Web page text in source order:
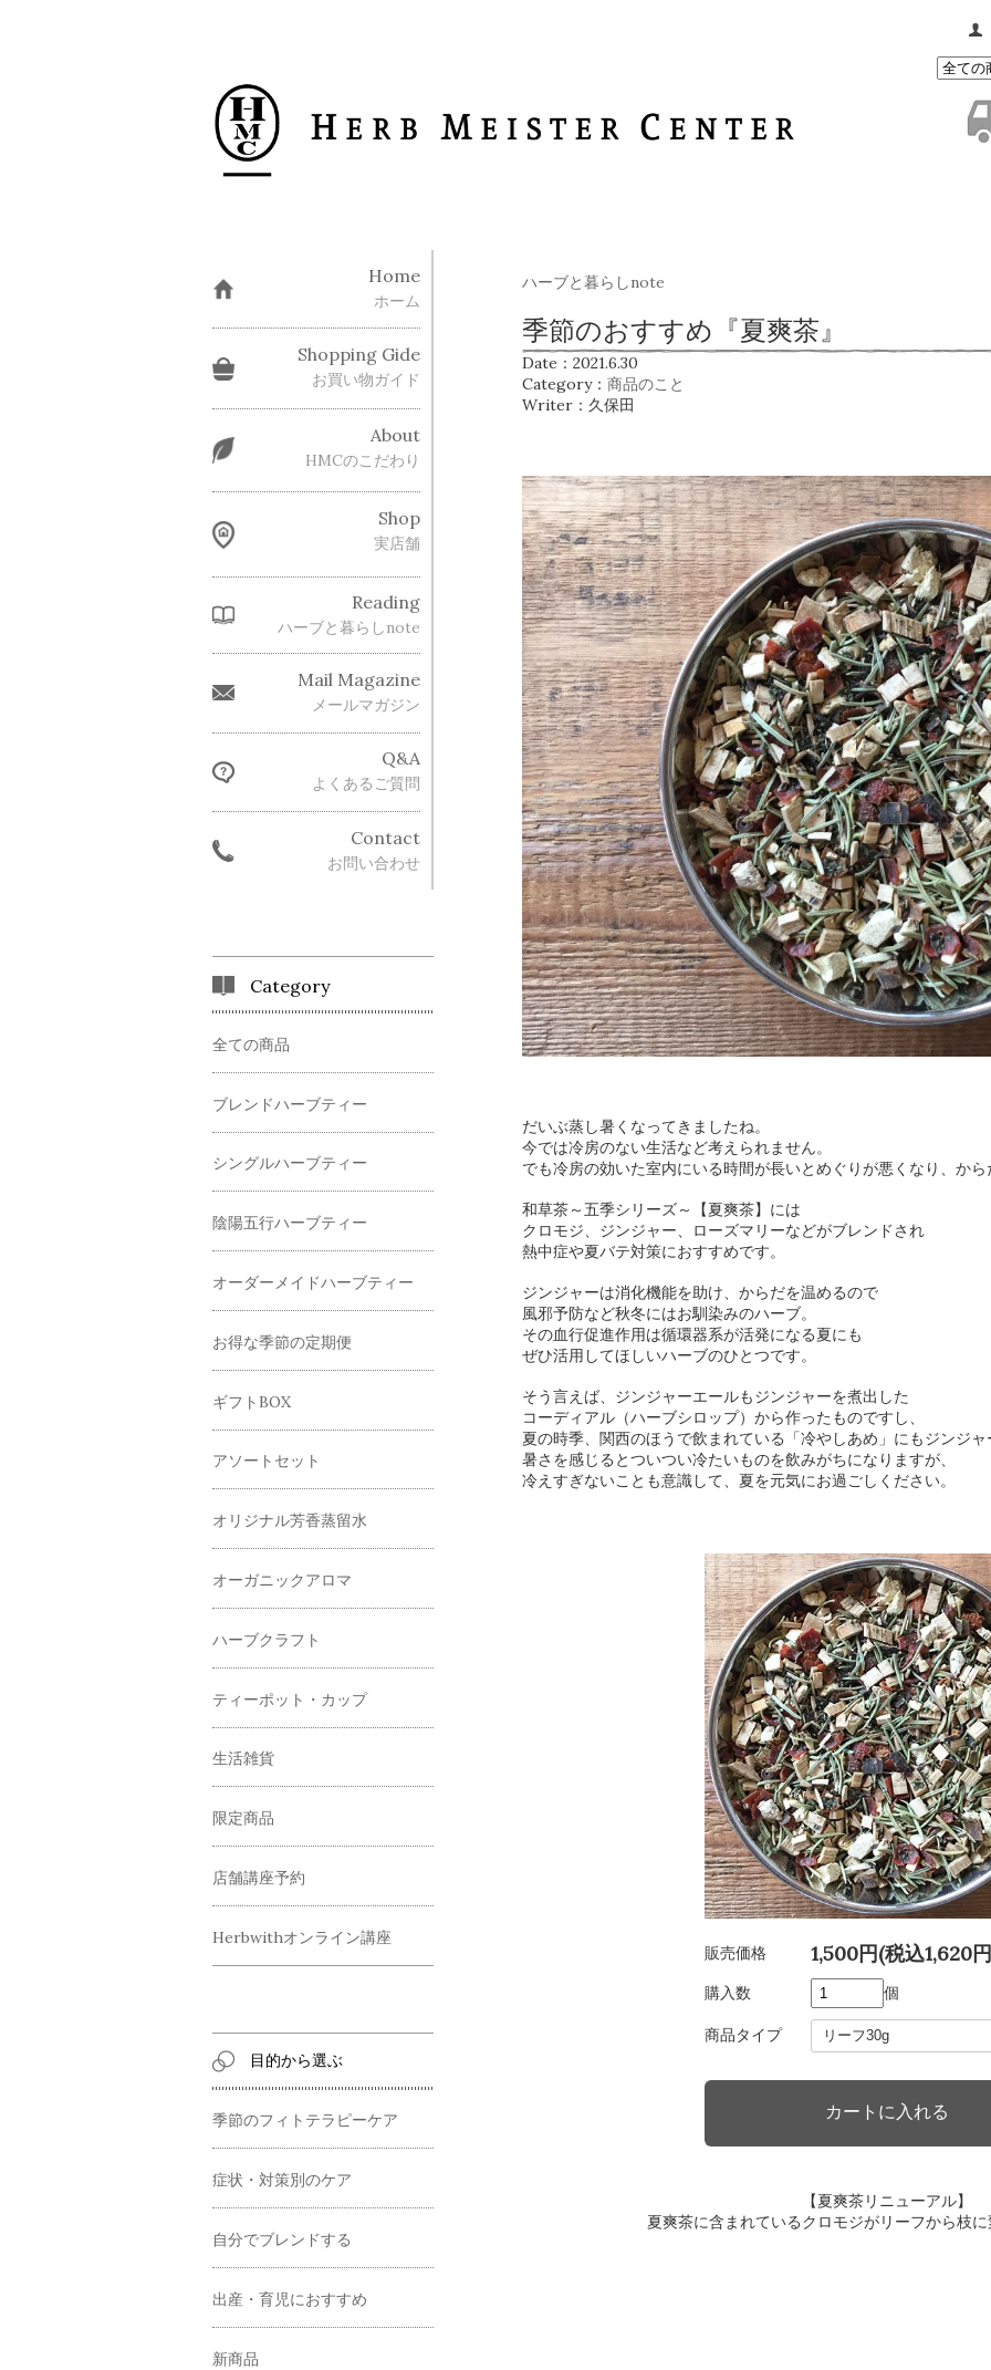
ハーブと暮らしnote
季節のおすすめ『夏爽茶』
Date：2021.6.30
Category： 商品のこと
Writer：久保田
だいぶ蒸し暑くなってきましたね。
今では冷房のない生活など考えられません。
でも冷房の効いた室内にいる時間が長いとめぐりが悪くなり、か
和草茶～五季シリーズ～【夏爽茶】には
クロモジ、ジンジャー、ローズマリーなどがブレンドされ
熱中症や夏バテ対策におすすめです。
ジンジャーは消化機能を助け、からだを温めるので
風邪予防など秋冬にはお馴染みのハーブ。
その血行促進作用は循環器系が活発になる夏にも
ぜひ活用してほしいハーブのひとつです。
そう言えば、ジンジャーエールもジンジャーを煮出した
コーディアル（ハーブシロップ）から作ったものですし、
夏の時季、関西のほうで飲まれている「冷やしあめ」にもジンジ
暑さを感じるとついつい冷たいものを飲みがちになりますが、
冷えすぎないことも意識して、夏を元気にお過ごしください。
販売価格 1,500円(税込1,620
購入数 個
商品タイプ
【夏爽茶リニューアル】
夏爽茶に含まれているクロモジがリーフから枝
Home
ホーム
Shopping Gide
お買い物ガイド
About
HMCのこだわり
Shop
実店舗
Reading
ハーブと暮らしnote
Mail Magazine
メールマガジン
Q&A
よくあるご質問
Contact
お問い合わせ
Category
全ての商品
ブレンドハーブティー
シングルハーブティー
陰陽五行ハーブティー
オーダーメイドハーブティー
お得な季節の定期便
ギフトBOX
アソートセット
オリジナル芳香蒸留水
オーガニックアロマ
ハーブクラフト
ティーポット・カップ
生活雑貨
限定商品
店舗講座予約
Herbwithオンライン講座
目的から選ぶ
季節のフィトテラピーケア
症状・対策別のケア
自分でブレンドする
出産・育児におすすめ
新商品